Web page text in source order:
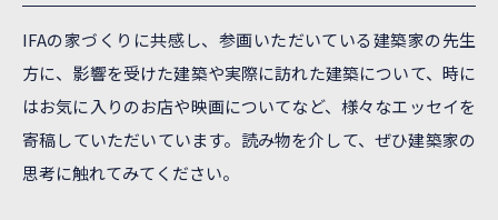
IFAの家づくりに共感し、参画いただいている建築家の先生
方に、影響を受けた建築や実際に訪れた建築について、 時に
はお気に入りのお店や映画についてなど、様々なエッセイを
寄稿していただいています。 読み物を介して、ぜひ建築家の
思考に触れてみてください。